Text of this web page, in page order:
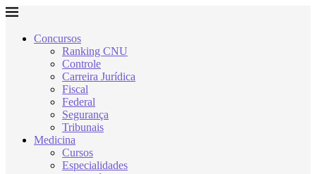
Concursos
Ranking CNU
Controle
Carreira Jurídica
Fiscal
Federal
Segurança
Tribunais
Medicina
Cursos
Especialidades